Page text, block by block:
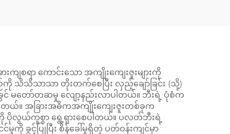
ျစရာ ကောင်းသော အကျိုးကျေးဇူးများကို
သိသိသာသာ တိုးတက်စေပြီး လှည့်ချော်ခြင်း (သို့)
မတော်တဆမှု လျော့နည်းလာပါတယ်။ ဘီးရဲ့ ပုံစံက
ါတယ်။ အခြားအဓိကအကျိုးကျေးဇူးတစ်ခုက
ကို ပိုလွယ်ကူစွာ ရွေ့ရှားစေပါတယ်။ ပလတ်ဘီးရဲ့
ခွင့်ပြုပြီး စိန်ခေါ်မှုရှိတဲ့ ပတ်ဝန်းကျင်မှာ